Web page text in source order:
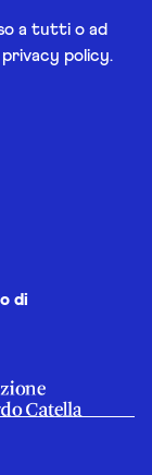
a tutti o ad
policy.
di